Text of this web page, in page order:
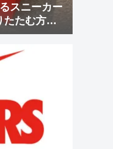
スニーカー
たたむ方